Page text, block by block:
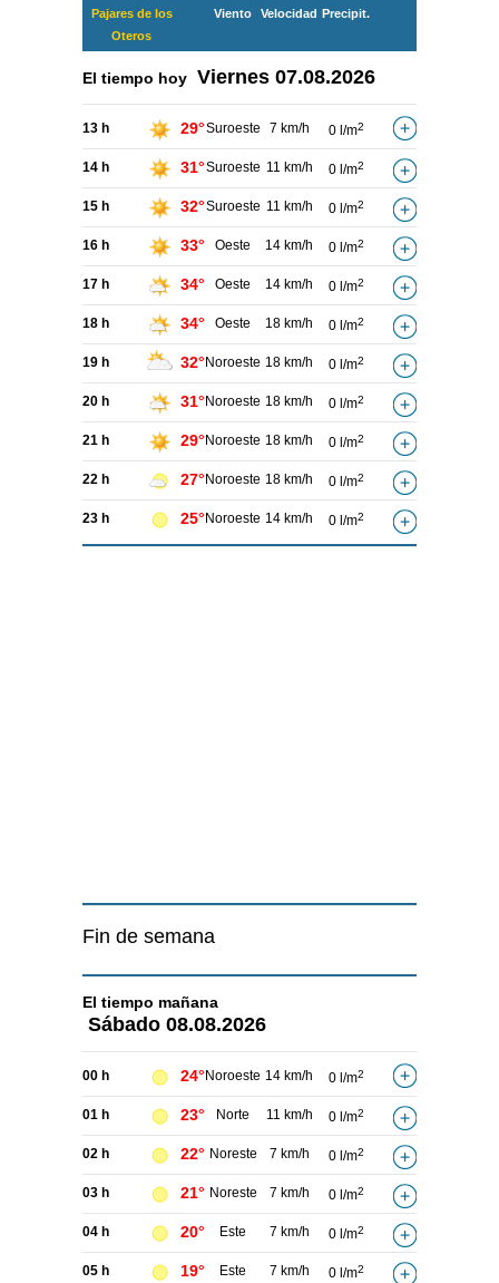
Pajares de los
Oteros
Viento Velocidad Precipit.
El tiempo hoy Viernes 07.08.2026
13 h 29°Suroeste 7 km/h 0 l/m2
14 h 31°Suroeste 11 km/h 0 l/m2
15 h 32°Suroeste 11 km/h 0 l/m2
16 h 33° Oeste 14 km/h 0 l/m2
17 h 34° Oeste 14 km/h 0 l/m2
18 h 34° Oeste 18 km/h 0 l/m2
19 h 32° Noroeste 18 km/h 0 l/m2
20 h 31° Noroeste 18 km/h 0 l/m2
21 h 29° Noroeste 18 km/h 0 l/m2
22 h 27° Noroeste 18 km/h 0 l/m2
23 h 25° Noroeste 14 km/h 0 l/m2
Fin de semana
El tiempo mañana
Sábado 08.08.2026
00 h 24° Noroeste 14 km/h 0 l/m2
01 h 23° Norte 11 km/h 0 l/m2
02 h 22° Noreste 7 km/h 0 l/m2
03 h 21° Noreste 7 km/h 0 l/m2
04 h 20° Este 7 km/h 0 l/m2
05 h 19° Este 7 km/h 0 l/m2